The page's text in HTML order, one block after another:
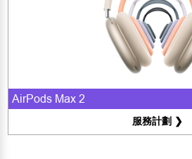
AirPods Max 2
服務計劃 ❯